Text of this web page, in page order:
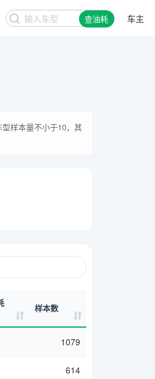
查油耗 车主
样本量不小于10，其
样本数
1079
614